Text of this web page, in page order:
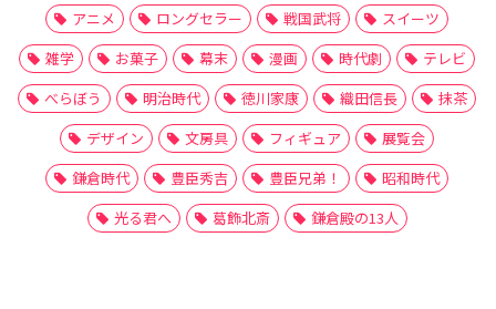
アニメ
ロングセラー 戦国武将
スイーツ
雑学
お菓子 幕末 漫画 時代劇
テレビ
べらぼう
明治時代 徳川家康 織田信長
抹茶
デザイン
文房具 フィギュア
展覧会
鎌倉時代
豊臣秀吉 豊臣兄弟！
昭和時代
光る君へ
葛飾北斎 鎌倉殿の13人